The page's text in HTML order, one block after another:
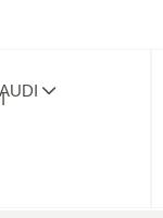
AUDI